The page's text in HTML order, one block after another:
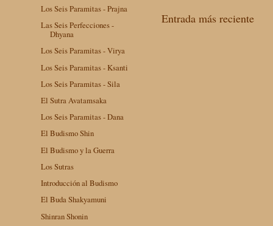
Entrada más reciente
Los Seis Paramitas - Prajna
Las Seis Perfecciones -
Dhyana
Los Seis Paramitas - Virya
Los Seis Paramitas - Ksanti
Los Seis Paramitas - Sila
El Sutra Avatamsaka
Los Seis Paramitas - Dana
El Budismo Shin
El Budismo y la Guerra
Los Sutras
Introducción al Budismo
El Buda Shakyamuni
Shinran Shonin